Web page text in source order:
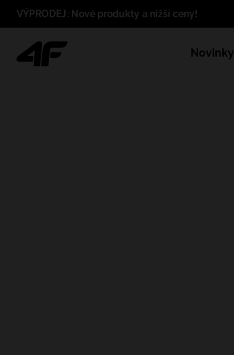
VÝPRODEJ: Nové produkty a nižší ceny!
Novinky